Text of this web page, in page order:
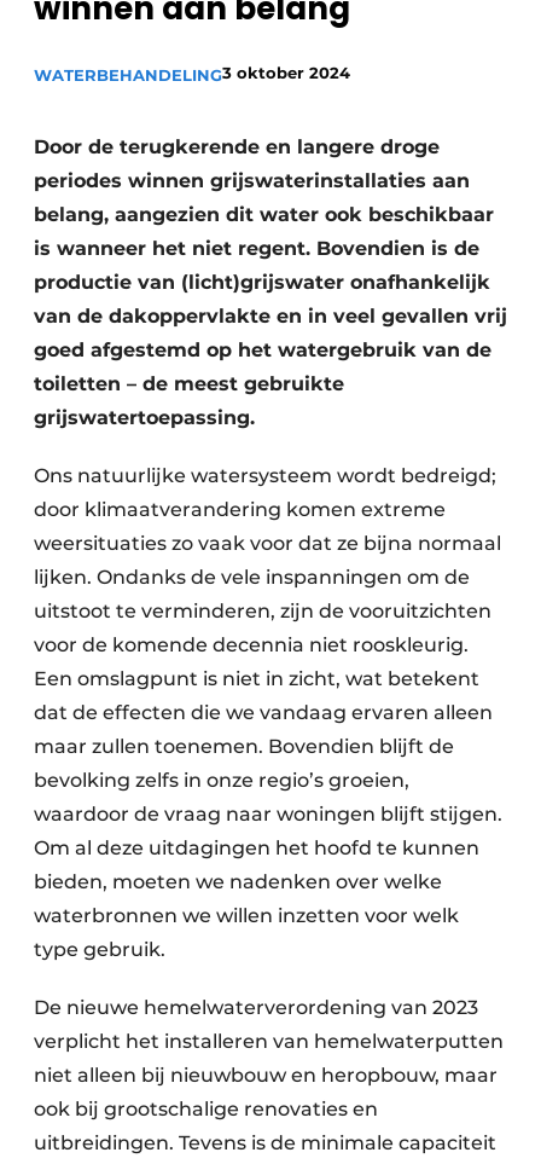
Vacature aanmelden
Vacatures
Sanitair
Binnenklimaat
Brandbeveiliging
Ventilatie
Warmtepompen
WATERBEHANDELING3 oktober 2024
Door de terugkerende en langere droge
periodes winnen grijswaterinstallaties aan
belang, aangezien dit water ook beschikbaar
is wanneer het niet regent. Bovendien is de
productie van (licht)grijswater onafhankelijk
van de dakoppervlakte en in veel gevallen vrij
goed afgestemd op het watergebruik van de
toiletten – de meest gebruikte
grijswatertoepassing.
Ons natuurlijke watersysteem wordt bedreigd;
door klimaatverandering komen extreme
weersituaties zo vaak voor dat ze bijna normaal
lijken. Ondanks de vele inspanningen om de
uitstoot te verminderen, zijn de vooruitzichten
voor de komende decennia niet rooskleurig.
Een omslagpunt is niet in zicht, wat betekent
dat de effecten die we vandaag ervaren alleen
maar zullen toenemen. Bovendien blijft de
bevolking zelfs in onze regio’s groeien,
waardoor de vraag naar woningen blijft stijgen.
Om al deze uitdagingen het hoofd te kunnen
bieden, moeten we nadenken over welke
waterbronnen we willen inzetten voor welk
type gebruik.
De nieuwe hemelwaterverordening van 2023
verplicht het installeren van hemelwaterputten
niet alleen bij nieuwbouw en heropbouw, maar
ook bij grootschalige renovaties en
uitbreidingen. Tevens is de minimale capaciteit